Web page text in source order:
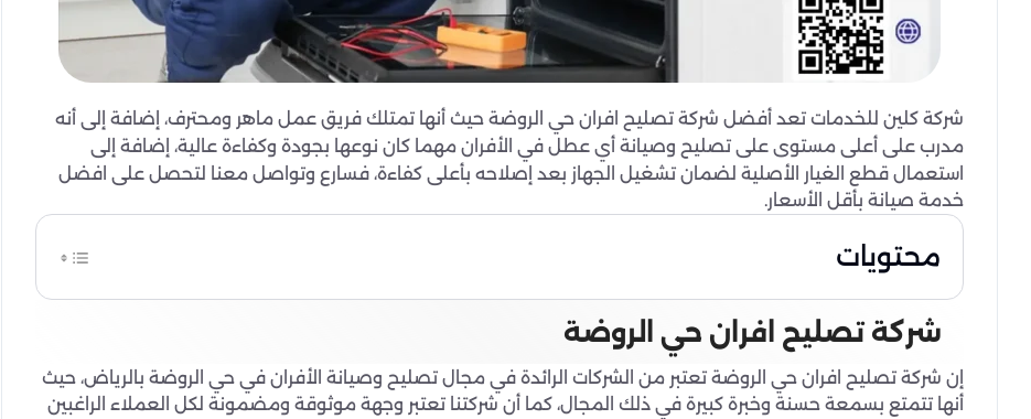
شركة كلين للخدمات تعد أفضل شركة تصليح افران حي الروضة حيث أنها تمتلك فريق عمل ماهر ومحترف، إضافة إلى أنه
مدرب على أعلى مستوى على تصليح وصيانة أي عطل في الأفران مهما كان نوعها بجودة وكفاءة عالية، إضافة إلى
استعمال قطع الغيار الأصلية لضمان تشغيل الجهاز بعد إصلاحه بأعلى كفاءة، فسارع وتواصل معنا لتحصل على افضل
خدمة صيانة بأقل الأسعار.
محتويات
شركة تصليح افران حي الروضة
إن شركة تصليح افران حي الروضة تعتبر من الشركات الرائدة في مجال تصليح وصيانة الأفران في حي الروضة بالرياض، حيث
أنها تتمتع بسمعة حسنة وخبرة كبيرة في ذلك المجال، كما أن شركتنا تعتبر وجهة موثوقة ومضمونة لكل العملاء الراغبين